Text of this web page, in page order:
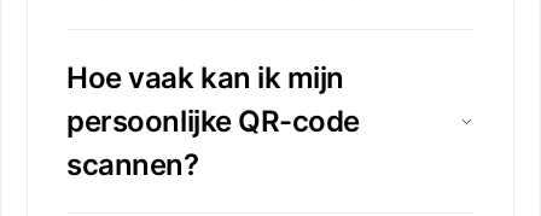
Hoe vaak kan ik mijn
persoonlijke QR-code
scannen?